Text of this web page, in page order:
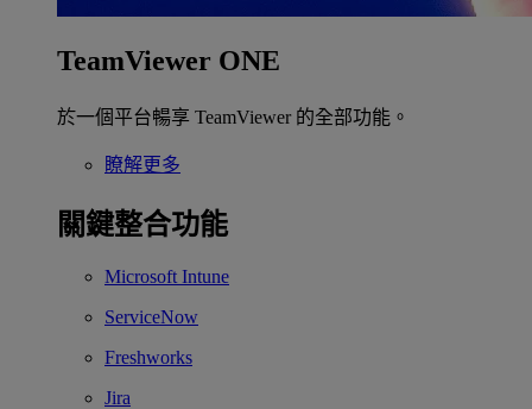
TeamViewer ONE
於一個平台暢享 TeamViewer 的全部功能。
瞭解更多
關鍵整合功能
Microsoft Intune
ServiceNow
Freshworks
Jira